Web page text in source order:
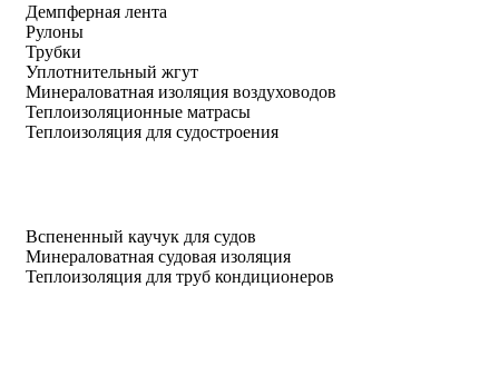
Демпферная лента
Рулоны
Трубки
Уплотнительный жгут
Минераловатная изоляция воздуховодов
Теплоизоляционные матрасы
Теплоизоляция для судостроения
Вспененный каучук для судов
Минераловатная судовая изоляция
Теплоизоляция для труб кондиционеров